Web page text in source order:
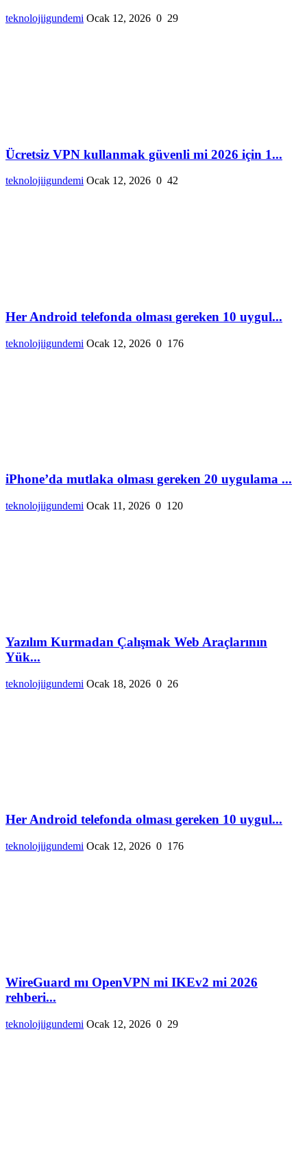
teknolojiigundemi Ocak 12, 2026 0 29
Ücretsiz VPN kullanmak güvenli mi 2026 için 1...
teknolojiigundemi Ocak 12, 2026 0 42
Her Android telefonda olması gereken 10 uygul...
teknolojiigundemi Ocak 12, 2026 0 176
iPhone’da mutlaka olması gereken 20 uygulama ...
teknolojiigundemi Ocak 11, 2026 0 120
Yazılım Kurmadan Çalışmak Web Araçlarının
Yük...
teknolojiigundemi Ocak 18, 2026 0 26
Her Android telefonda olması gereken 10 uygul...
teknolojiigundemi Ocak 12, 2026 0 176
WireGuard mı OpenVPN mi IKEv2 mi 2026
rehberi...
teknolojiigundemi Ocak 12, 2026 0 29